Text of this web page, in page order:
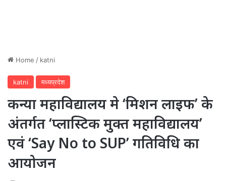
Home / katni
katni मध्यप्रदेश
कन्या महाविद्यालय मे ‘मिशन लाइफ’ के
अंतर्गत ‘प्लास्टिक मुक्त महाविद्यालय’
एवं ‘Say No to SUP’ गतिविधि का
आयोजन